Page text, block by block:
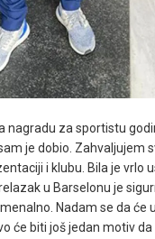
nagradu za sportistu
je dobio. Zahvaljujem
i klubu. Bila je vrlo
u Barselonu je
Nadam se da će
će biti još jedan motiv